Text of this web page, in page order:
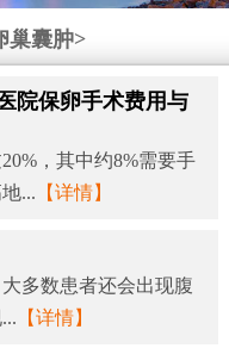
巢囊肿>
院保卵手术费用与
，其中约8%需要手
... 【详情】
多数患者还会出现腹
【详情】